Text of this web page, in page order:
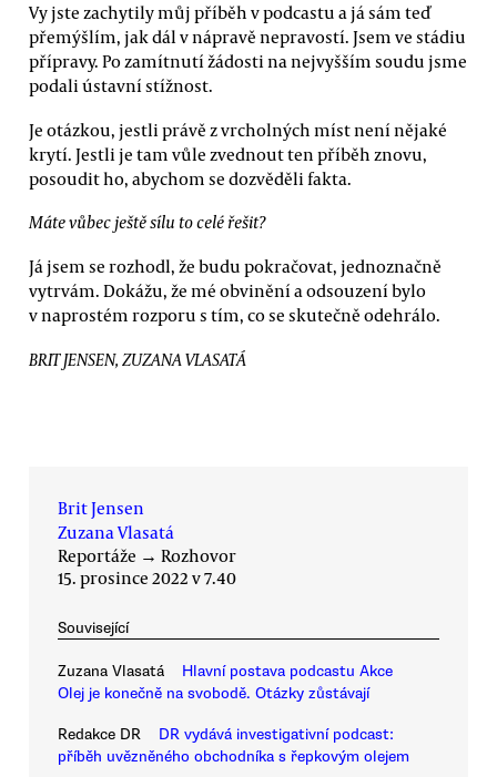
Vy jste zachytily můj příběh v podcastu a já sám teď
přemýšlím, jak dál v nápravě nepravostí. Jsem ve stádiu
přípravy. Po zamítnutí žádosti na nejvyšším soudu jsme
podali ústavní stížnost.
Je otázkou, jestli právě z vrcholných míst není nějaké
krytí. Jestli je tam vůle zvednout ten příběh znovu,
posoudit ho, abychom se dozvěděli fakta.
Máte vůbec ještě sílu to celé řešit?
Já jsem se rozhodl, že budu pokračovat, jednoznačně
vytrvám. Dokážu, že mé obvinění a odsouzení bylo
v naprostém rozporu s tím, co se skutečně odehrálo.
BRIT JENSEN, ZUZANA VLASATÁ
Brit Jensen
Zuzana Vlasatá
Reportáže → Rozhovor
15. prosince 2022 v 7.40
Související
Zuzana Vlasatá
Hlavní postava podcastu Akce
Olej je konečně na svobodě. Otázky zůstávají
Redakce DR
DR vydává investigativní podcast:
příběh uvězněného obchodníka s řepkovým olejem